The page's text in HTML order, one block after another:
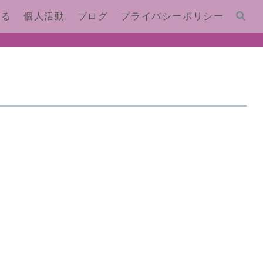
個人活動 ブログ プライバシーポリシー